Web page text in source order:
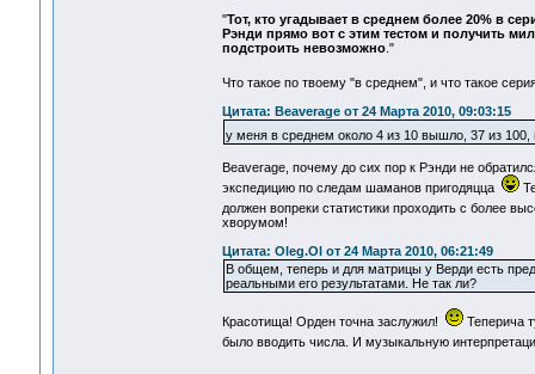
"Тот, кто угадывает в среднем более 20% в
Рэнди прямо вот с этим тестом и получить
подстроить невозможно."
Что такое по твоему "в среднем", и что такое
Цитата: Beaverage от 24 Марта 2010, 09:03:15
у меня в среднем около 4 из 10 вышло, 37 из
Beaverage, почему до сих пор к Рэнди не
экспедицию по следам шаманов пригодяцца
должен вопреки статистики проходить с более
хворумом!
Цитата: Oleg.Ol от 24 Марта 2010, 06:21:49
В общем, теперь и для матрицы у Верди есть
реальными его результатами. Не так ли?
Красотища! Орден точна заслужил!
Теперича
было вводить числа. И музыкальную